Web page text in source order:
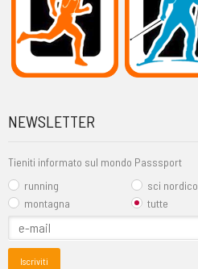
NEWSLETTER
Tieniti informato sul mondo Passsport
running
sci nordico
montagna
tutte
Iscriviti